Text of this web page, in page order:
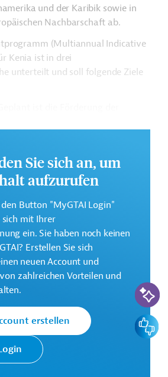
und der Karibik sowie in
Nachbarschaft ab.
(Multiannual Indicative
Kenia ist in drei
unterteilt und soll folgende Ziele
die Schaffung fairer
die Armutsbekämpfung;
städtischer Mobilität,
Bildungssektors, mit Fokus auf der
von Frauen und Jugendlichen;
Staatsführung,
durch die Unterstützung der
die Verbesserung von
die Stärkung von Rechts- und
Ausbau der Digitalisierung.
über das
finden Sie in dem
zum Download bereitsteht.
Sie sich an, um
aufzurufen
Button "MyGTAI Login"
sich mit Ihrer
ein. Sie haben noch keinen
Erstellen Sie sich
neuen Account und
zahlreichen Vorteilen und
erstellen
KI-